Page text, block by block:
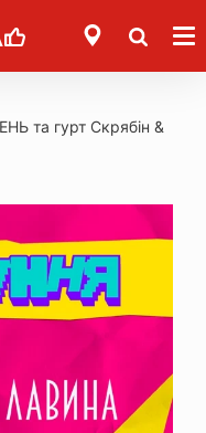
та гурт Скрябін &